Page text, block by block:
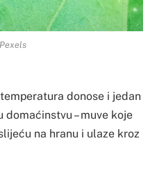
donose i jedan
– muve koje
na hranu i ulaze kroz